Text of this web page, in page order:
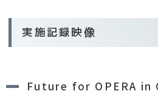
実施記録映像
Future for OPERA in